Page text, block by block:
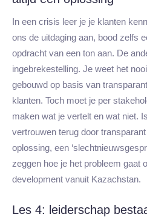
In een crisis leer je je klanten
ons de uitdaging aan, bood zelfs
opdracht van een ton aan. De
ingebrekestelling. Je weet het
gebouwd op basis van
klanten. Toch moet je per
maken wat je vertelt en wat niet.
vertrouwen terug door
oplossing, een
zeggen hoe je het probleem gaat
development vanuit Kazachstan.
Les 4: leiderschap